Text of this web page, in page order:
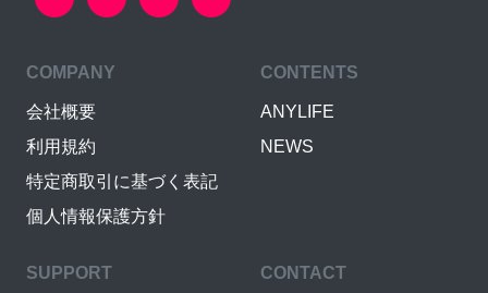
COMPANY
会社概要
利用規約
特定商取引に基づく表記
個人情報保護方針
CONTENTS
ANYLIFE
NEWS
SUPPORT CONTACT